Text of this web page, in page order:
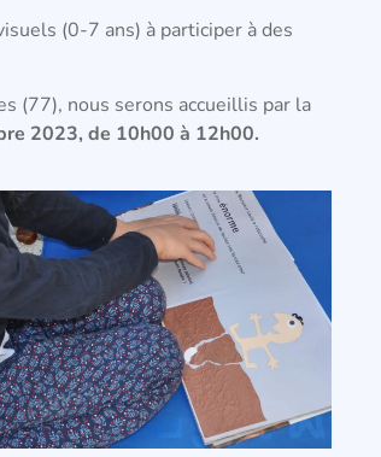
(0-7 ans) à participer à des
(77), nous serons accueillis par la
2023, de 10h00 à 12h00.